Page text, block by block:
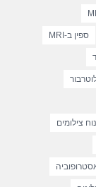
ספין ב-MRI
צילומים